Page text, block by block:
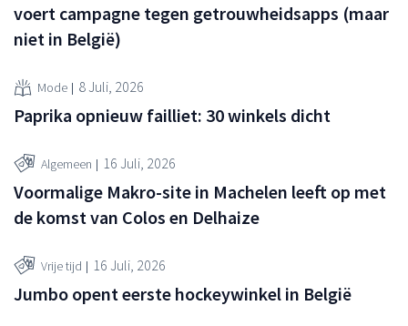
voert campagne tegen getrouwheidsapps (maar
niet in België)
Mode 8 Juli, 2026
Paprika opnieuw failliet: 30 winkels dicht
Algemeen 16 Juli, 2026
Voormalige Makro-site in Machelen leeft op met
de komst van Colos en Delhaize
Vrije tijd 16 Juli, 2026
Jumbo opent eerste hockeywinkel in België